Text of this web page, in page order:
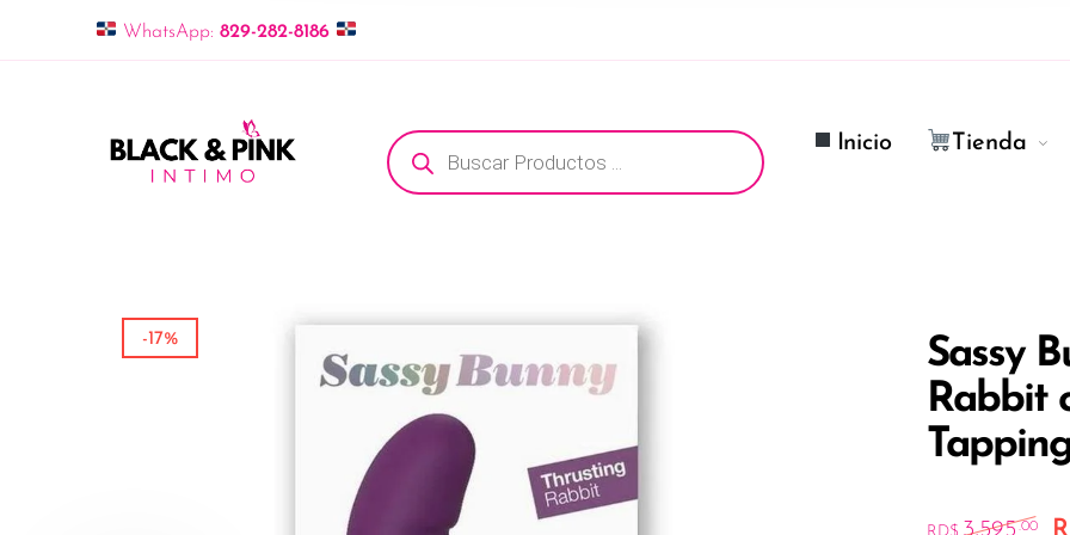
WhatsApp: 829-282-8186
Búsqueda de productos Inicio Tienda
-17%
Sassy
Rabbit
.00